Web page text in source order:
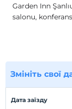
Garden Inn
salonu,
Restaurant &
malzemeleri,
Змініть свої
Дата заїзду